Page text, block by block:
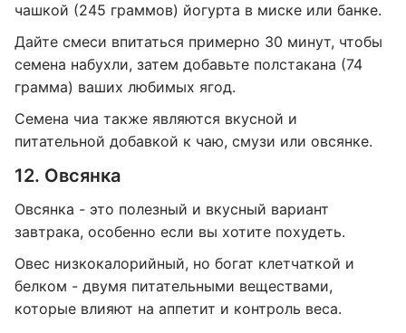
чашкой (245 граммов) йогурта в миске или банке.
Дайте смеси впитаться примерно 30 минут, чтобы
семена набухли, затем добавьте полстакана (74
грамма) ваших любимых ягод.
Семена чиа также являются вкусной и
питательной добавкой к чаю, смузи или овсянке.
12. Овсянка
Овсянка - это полезный и вкусный вариант
завтрака, особенно если вы хотите похудеть.
Овес низкокалорийный, но богат клетчаткой и
белком - двумя питательными веществами,
которые влияют на аппетит и контроль веса.